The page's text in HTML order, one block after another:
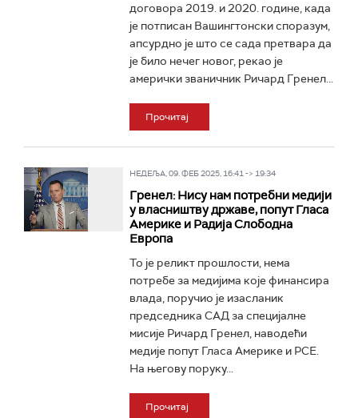
договора 2019. и 2020. године, када
је потписан Вашингтонски споразум,
апсурдно је што се сада претвара да
је било нечег новог, рекао је
амерички званичник Ричард Гренел...
Прочитај
НЕДЕЉА, 09. ФЕБ 2025, 16:41 -> 19:34
Гренел: Нису нам потребни медији
у власништву државе, попут Гласа
Америке и Радија Слободна
Европа
То је реликт прошлости, нема
потребе за медијима које финансира
влада, поручио је изасланик
председника САД за специјалне
мисије Ричард Гренел, наводећи
медије попут Гласа Америке и РСЕ.
На његову поруку...
Прочитај